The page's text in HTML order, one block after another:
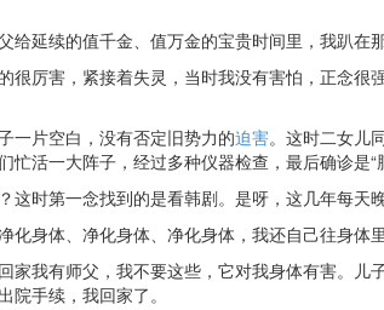
延续的值千金、值万金的宝贵时间里，我趴在
厉害，紧接着失灵，当时我没有害怕，正念
一片空白，没有否定旧势力的迫害。这时二女儿
活一大阵子，经过多种仪器检查，最后确诊是“
时第一念找到的是看韩剧。是呀，这几年每天
身体、净化身体、净化身体，我还自己往身体
我有师父，我不要这些，它对我身体有害。
手续，我回家了。